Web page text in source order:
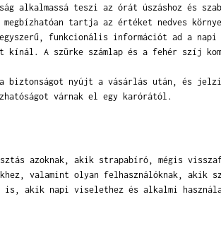
alkalmassá teszi az órát úszáshoz és
megbízhatóan tartja az értéket nedves
funkcionális információt ad a napi
A szürke számlap és a fehér szíj
biztonságot nyújt a vásárlás után, és jelzi
várnak el egy karórától.
azoknak, akik strapabíró, mégis
valamint olyan felhasználóknak, akik
akik napi viselethez és alkalmi